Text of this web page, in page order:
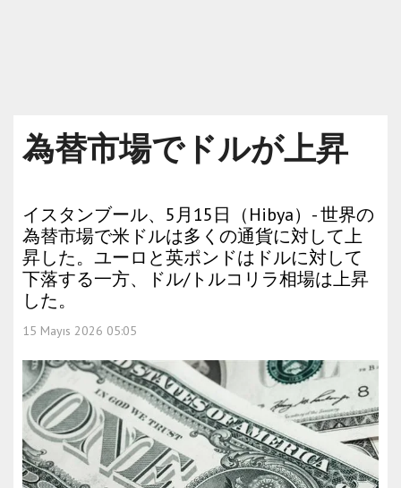
為替市場でドルが上昇
イスタンブール、5月15日（Hibya）- 世界の
為替市場で米ドルは多くの通貨に対して上
昇した。ユーロと英ポンドはドルに対して
下落する一方、ドル/トルコリラ相場は上昇
した。
15 Mayıs 2026 05:05